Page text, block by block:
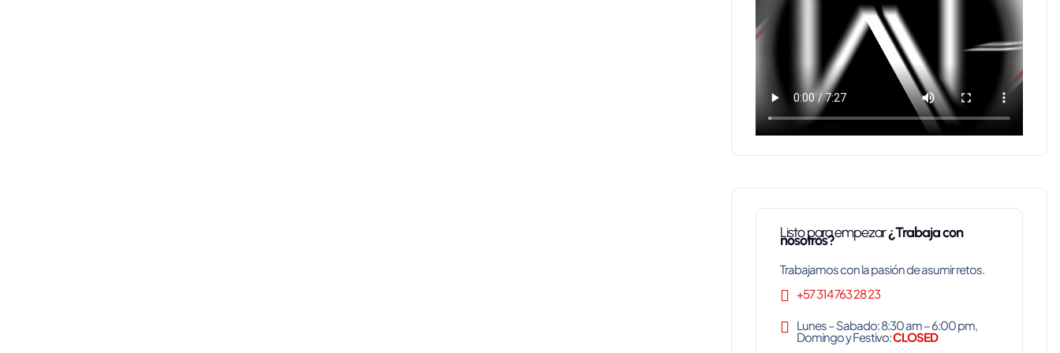
Listo para empezar¿Trabaja con
nosotros?
Trabajamos con la pasión de asumir retos.
+57 314 763 28 23
Lunes – Sabado: 8:30 am – 6:00 pm,
Domingo y Festivo:CLOSED